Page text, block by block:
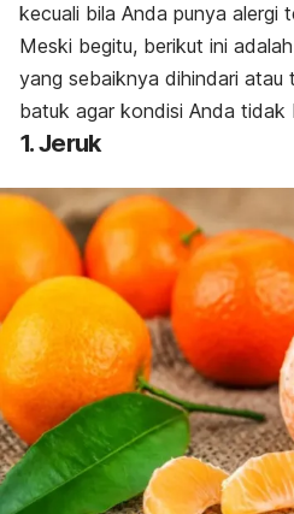
kecuali bila Anda punya alergi
Meski begitu, berikut ini
yang sebaiknya dihindari
batuk agar kondisi Anda tidak
1. Jeruk